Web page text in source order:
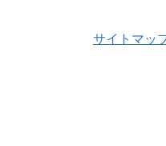
サイトマッ